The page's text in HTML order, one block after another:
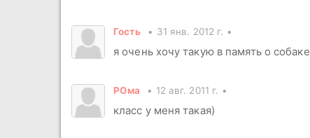
Гость 31 янв. 2012 г.
я очень хочу такую в память о собаке
РОма 12 авг. 2011 г.
класс у меня такая)